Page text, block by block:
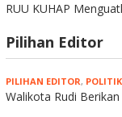
RUU KUHAP
Pilihan Editor
PILIHAN EDITOR, POLITIK
Walikota Rudi